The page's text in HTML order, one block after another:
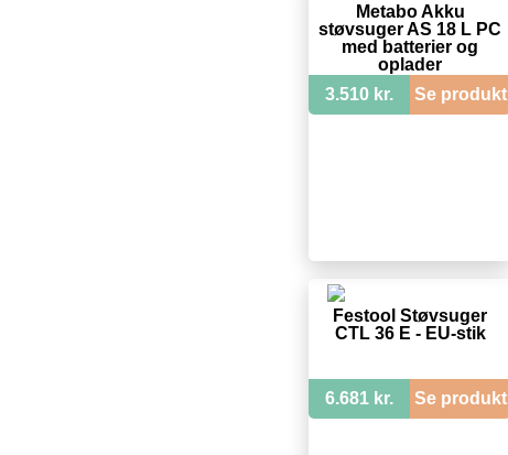
Metabo Akku
støvsuger AS 18 L PC
med batterier og
oplader
3.510 kr.
Se produkt
Festool Støvsuger
CTL 36 E - EU-stik
6.681 kr. Se produkt